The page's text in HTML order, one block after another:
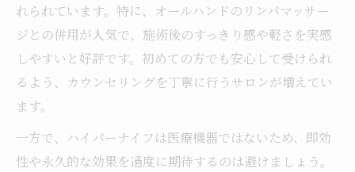
れられています。特に、オールハンドのリンパマッサー
ジとの併用が人気で、施術後のすっきり感や軽さを実感
しやすいと好評です。初めての方でも安心して受けられ
るよう、カウンセリングを丁寧に行うサロンが増えてい
ます。
一方で、ハイパーナイフは医療機器ではないため、即効
性や永久的な効果を過度に期待するのは避けましょう。